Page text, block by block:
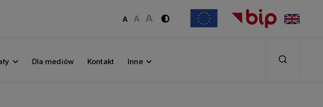
Dla mediów Kontakt Inne